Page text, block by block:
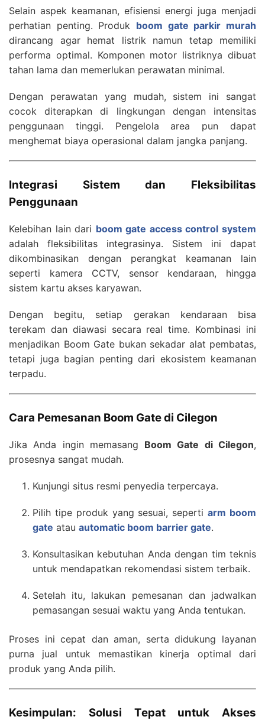
Selain aspek keamanan, efisiensi energi juga menjadi
perhatian penting. Produk boom gate parkir murah
dirancang agar hemat listrik namun tetap memiliki
performa optimal. Komponen motor listriknya dibuat
tahan lama dan memerlukan perawatan minimal.
Dengan perawatan yang mudah, sistem ini sangat
cocok diterapkan di lingkungan dengan intensitas
penggunaan tinggi. Pengelola area pun dapat
menghemat biaya operasional dalam jangka panjang.
Integrasi Sistem dan Fleksibilitas
Penggunaan
Kelebihan lain dari boom gate access control system
adalah fleksibilitas integrasinya. Sistem ini dapat
dikombinasikan dengan perangkat keamanan lain
seperti kamera CCTV, sensor kendaraan, hingga
sistem kartu akses karyawan.
Dengan begitu, setiap gerakan kendaraan bisa
terekam dan diawasi secara real time. Kombinasi ini
menjadikan Boom Gate bukan sekadar alat pembatas,
tetapi juga bagian penting dari ekosistem keamanan
terpadu.
Cara Pemesanan Boom Gate di Cilegon
Jika Anda ingin memasang Boom Gate di Cilegon,
prosesnya sangat mudah.
Kunjungi situs resmi penyedia terpercaya.
Pilih tipe produk yang sesuai, sepertiarm boom
gate atau automatic boom barrier gate.
Konsultasikan kebutuhan Anda dengan tim teknis
untuk mendapatkan rekomendasi sistem terbaik.
Setelah itu, lakukan pemesanan dan jadwalkan
pemasangan sesuai waktu yang Anda tentukan.
Proses ini cepat dan aman, serta didukung layanan
purna jual untuk memastikan kinerja optimal dari
produk yang Anda pilih.
Kesimpulan: Solusi Tepat untuk Akses